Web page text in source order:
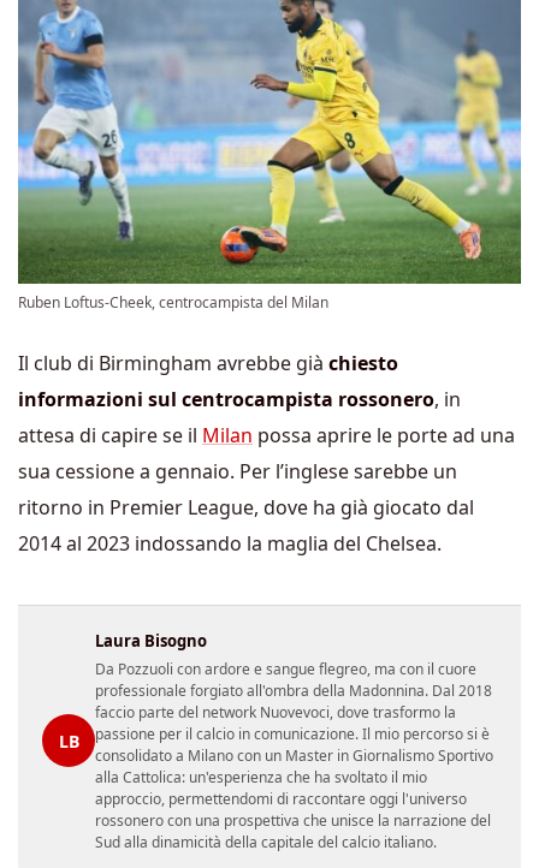
Ruben Loftus-Cheek, centrocampista del Milan
Il club di Birmingham avrebbe già chiesto
informazioni sul centrocampista rossonero, in
attesa di capire se il Milan possa aprire le porte ad una
sua cessione a gennaio. Per l’inglese sarebbe un
ritorno in Premier League, dove ha già giocato dal
2014 al 2023 indossando la maglia del Chelsea.
LB
Laura Bisogno
Da Pozzuoli con ardore e sangue flegreo, ma con il cuore
professionale forgiato all'ombra della Madonnina. Dal 2018
faccio parte del network Nuovevoci, dove trasformo la
passione per il calcio in comunicazione. Il mio percorso si è
consolidato a Milano con un Master in Giornalismo Sportivo
alla Cattolica: un'esperienza che ha svoltato il mio
approccio, permettendomi di raccontare oggi l'universo
rossonero con una prospettiva che unisce la narrazione del
Sud alla dinamicità della capitale del calcio italiano.